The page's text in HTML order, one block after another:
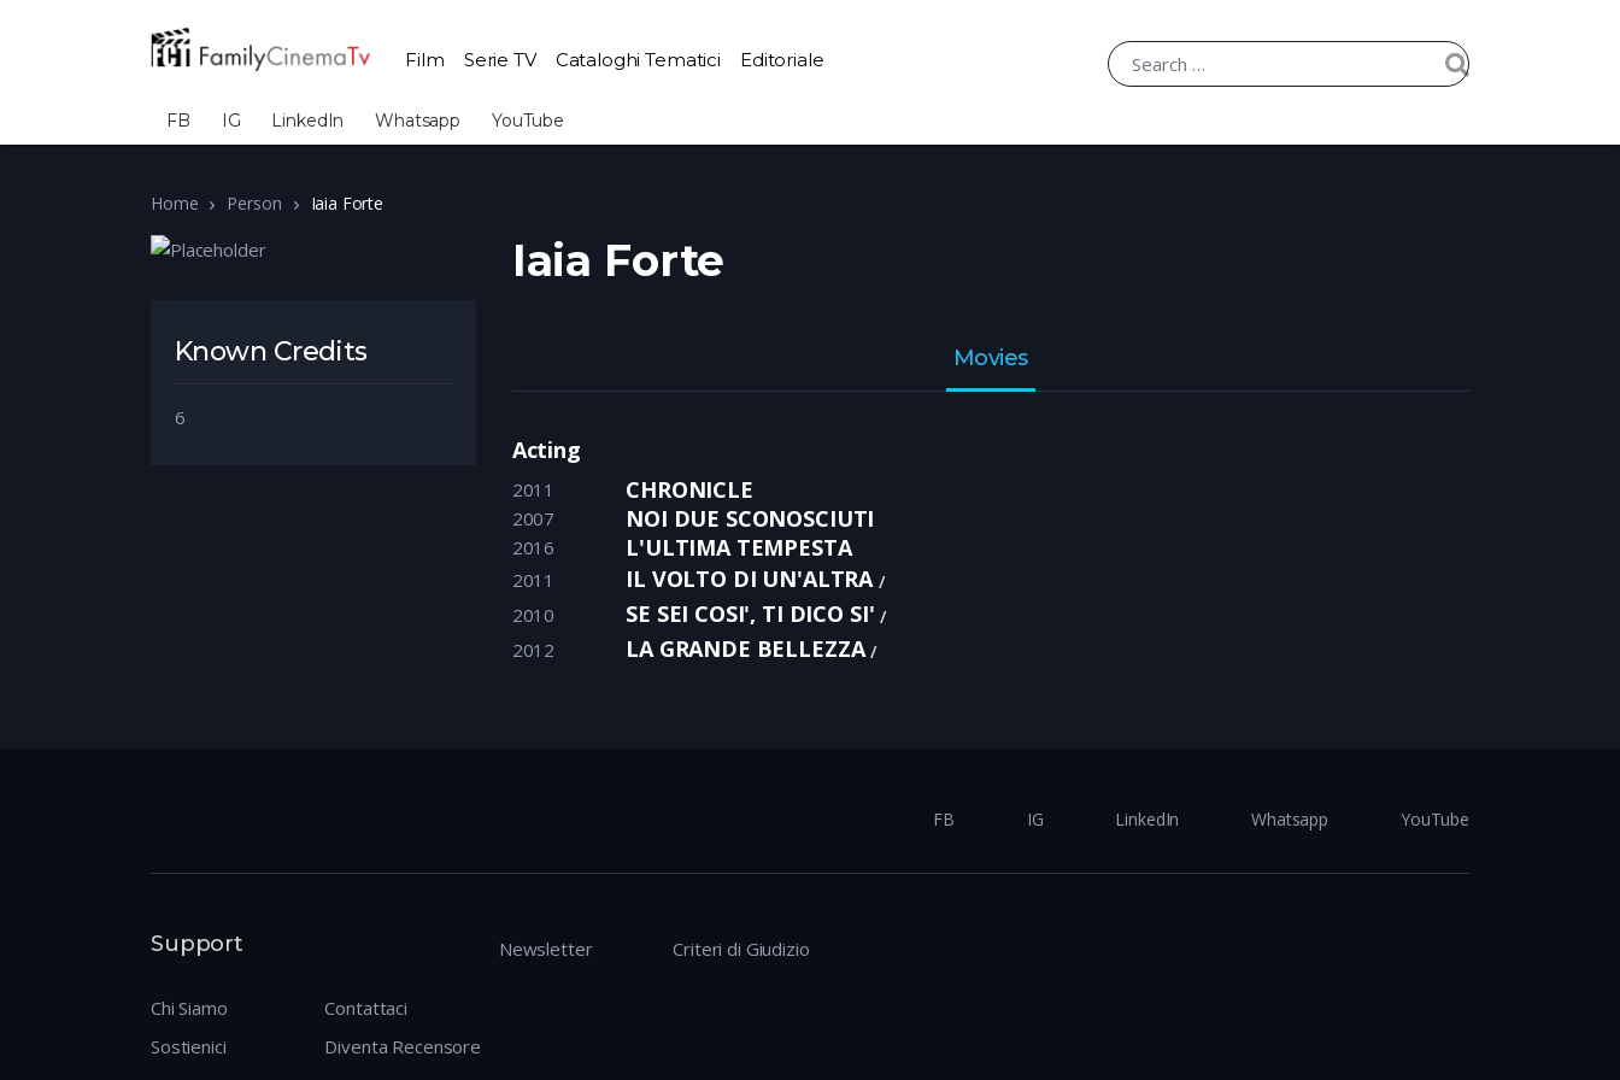
Film Serie TV Cataloghi Tematici Editoriale
FB IG LinkedIn Whatsapp YouTube
Home Person Iaia Forte
Known Credits
6
Iaia Forte
Movies
Acting
2011 CHRONICLE
2007 NOI DUE SCONOSCIUTI
2016 L'ULTIMA TEMPESTA
2011 IL VOLTO DI UN'ALTRA
2010 SE SEI COSI', TI DICO SI'
2012 LA GRANDE BELLEZZA
FB IG LinkedIn Whatsapp YouTube
Support
Chi Siamo
Sostienici
Contattaci
Diventa Recensore
Newsletter Criteri di Giudizio